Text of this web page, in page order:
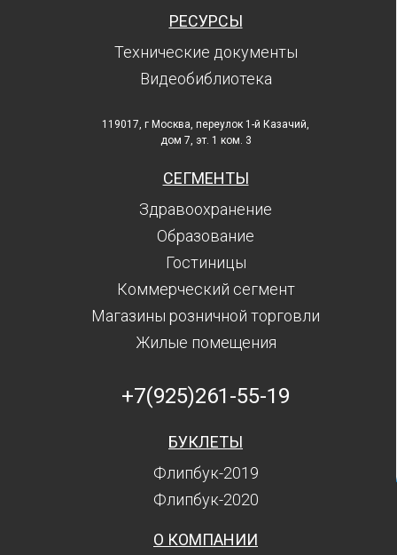
РЕСУРСЫ
Технические документы
Видеобиблиотека
119017, г Москва, переулок 1-й Казачий,
дом 7, эт. 1 ком. 3
СЕГМЕНТЫ
Здравоохранение
Образование
Гостиницы
Коммерческий сегмент
Магазины розничной торговли
Жилые помещения
+7(925)261-55-19
БУКЛЕТЫ
Флипбук-2019
Флипбук-2020
О КОМПАНИИ